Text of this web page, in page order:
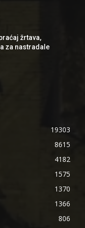
žrtava,
za nastradale
19303
8615
4182
1575
1370
1366
806